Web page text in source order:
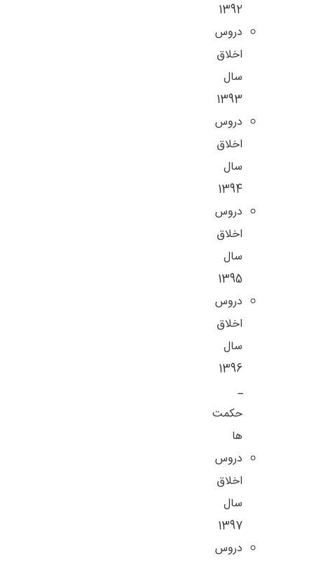
1392
دروس
اخلاق
سال
1393
دروس
اخلاق
سال
1394
دروس
اخلاق
سال
1395
دروس
اخلاق
سال
1396
ـ
حکمت
ها
دروس
اخلاق
سال
1397
دروس